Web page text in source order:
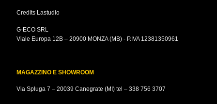
Credits Lastudio
G-ECO SRL
Viale Europa 12B – 20900 MONZA (MB) - P.IVA 12381350961
MAGAZZINO E SHOWROOM
Via Spluga 7 – 20039 Canegrate (MI) tel – 338 756 3707